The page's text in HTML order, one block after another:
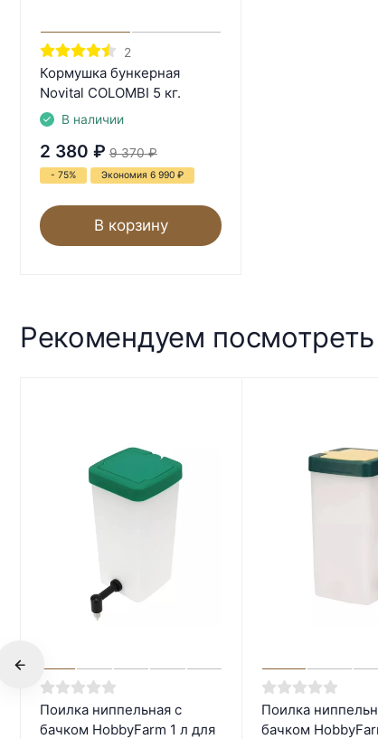
2
Кормушка бункерная
Novital COLOMBI 5 кг.
В наличии
2 380 ₽ 9 370 ₽
- 75% Экономия 6 990 ₽
В корзину
Рекомендуем посмотреть
Поилка ниппельная с
бачком HobbyFarm 1 л для
Поилка
бачком